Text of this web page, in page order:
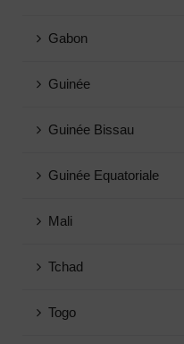
Gabon
Guinée
Guinée Bissau
Guinée Equatoriale
Mali
Tchad
Togo